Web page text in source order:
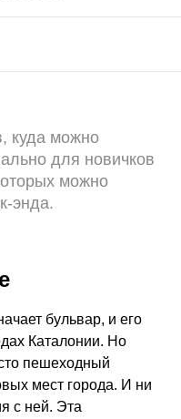
куда можно
для новичков
можно
энда.
бульвар, и его
Каталонии. Но
пешеходный
мест города. И ни
с ней. Эта